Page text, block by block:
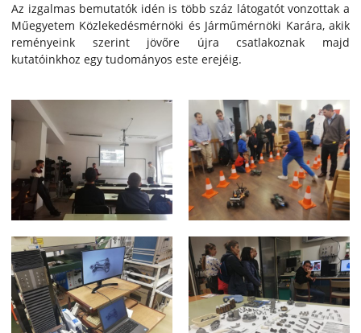
Az izgalmas bemutatók idén is több száz látogatót vonzottak a
Műegyetem Közlekedésmérnöki és Járműmérnöki Karára, akik
reményeink szerint jövőre újra csatlakoznak majd
kutatóinkhoz egy tudományos este erejéig.